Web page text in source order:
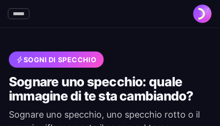
SOGNI DI SPECCHIO
Sognare uno specchio: quale
immagine di te sta cambiando?
Sognare uno specchio, uno specchio rotto o il